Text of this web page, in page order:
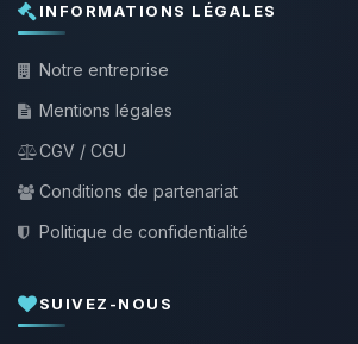
INFORMATIONS LÉGALES
Notre entreprise
Mentions légales
CGV / CGU
Conditions de partenariat
Politique de confidentialité
SUIVEZ-NOUS